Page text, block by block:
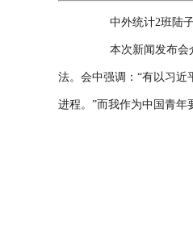
中外统计2班陆
本次新闻发布会
法。会中强调：“有以习
进程。”而我作为中国青年